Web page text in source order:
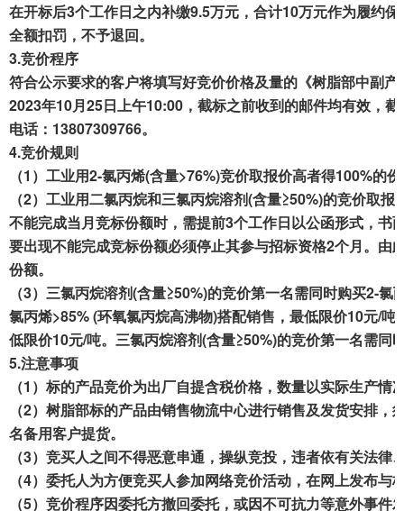
在开标后3个工作日之内补缴9.5万元，合计10万元作为履约
全额扣罚 ， 不予退回。
3.竞价程序
符合公示要求的客户将填写好竞价价格及量的《树脂部中副
2023年10月25日上午10:00 ，截标之前收到的邮件均有效，
电话：13807309766。
4.竞价规则
（1）工业用2-氯丙烯(含量>76%)竞价取报价高者得100%的
（2）工业用二氯丙烷和三氯丙烷溶剂(含量≥50%)的竞价取报
不能完成当月竞标份额时，需提前3个工作日以公函形式，书
要出现不能完成竞标份额必须停止其参与招标资格2个月。 由
份额。
（3） 三氯丙烷溶剂(含量≥50%)的竞价第一名需同时购买2-氯
氯丙烯>85% (环氧氯丙烷高沸物)搭配销售，最低限价10元/
低限价10元/吨。三氯丙烷溶剂(含量≥50%)的竞价第一名需
5.注意事项
（1）标的产品竞价为出厂自提含税价格 ， 数量以实际生产情
（2）树脂部标的产品由销售物流中心进行销售及发货安排，
名备用客户提货。
（3）竞买人之间不得恶意串通，操纵竞投，违者依有关法律
（4）委托人为方便竞买人参加网络竞价活动，在网上发布与
（5）竞价程序因委托方撤回委托，或因不可抗力等意外事